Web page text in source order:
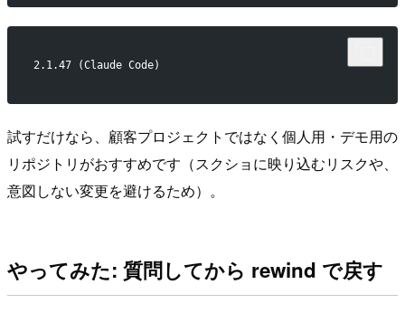
2.1.47 (Claude Code)
試すだけなら、顧客プロジェクトではなく個人用・デモ用の
リポジトリがおすすめです（スクショに映り込むリスクや、
意図しない変更を避けるため）。
やってみた: 質問してから rewind で戻す